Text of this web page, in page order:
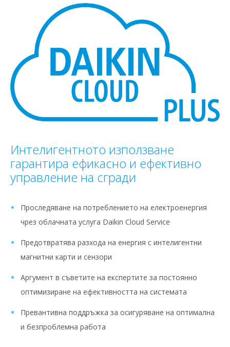
Интелигентното използване
гарантира ефикасно и ефективно
управление на сгради
Проследяване на потреблението на електроенергия
чрез облачната услуга Daikin Cloud Service
Предотвратява разхода на енергия с интелигентни
магнитни карти и сензори
Аргумент в съветите на експертите за постоянно
оптимизиране на ефективността на системата
Превантивна поддръжка за осигуряване на оптимална
и безпроблемна работа